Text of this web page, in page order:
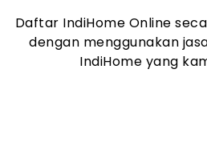
Daftar IndiHome Online
dengan menggunakan
IndiHome yang